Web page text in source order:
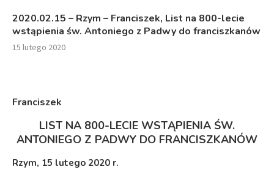
2020.02.15 – Rzym – Franciszek, List na 800-lecie
wstąpienia św. Antoniego z Padwy do franciszkanów
15 lutego 2020
Franciszek
LIST NA 800-LECIE WSTĄPIENIA ŚW.
ANTONIEGO Z PADWY DO FRANCISZKANÓW
Rzym, 15 lutego 2020 r.